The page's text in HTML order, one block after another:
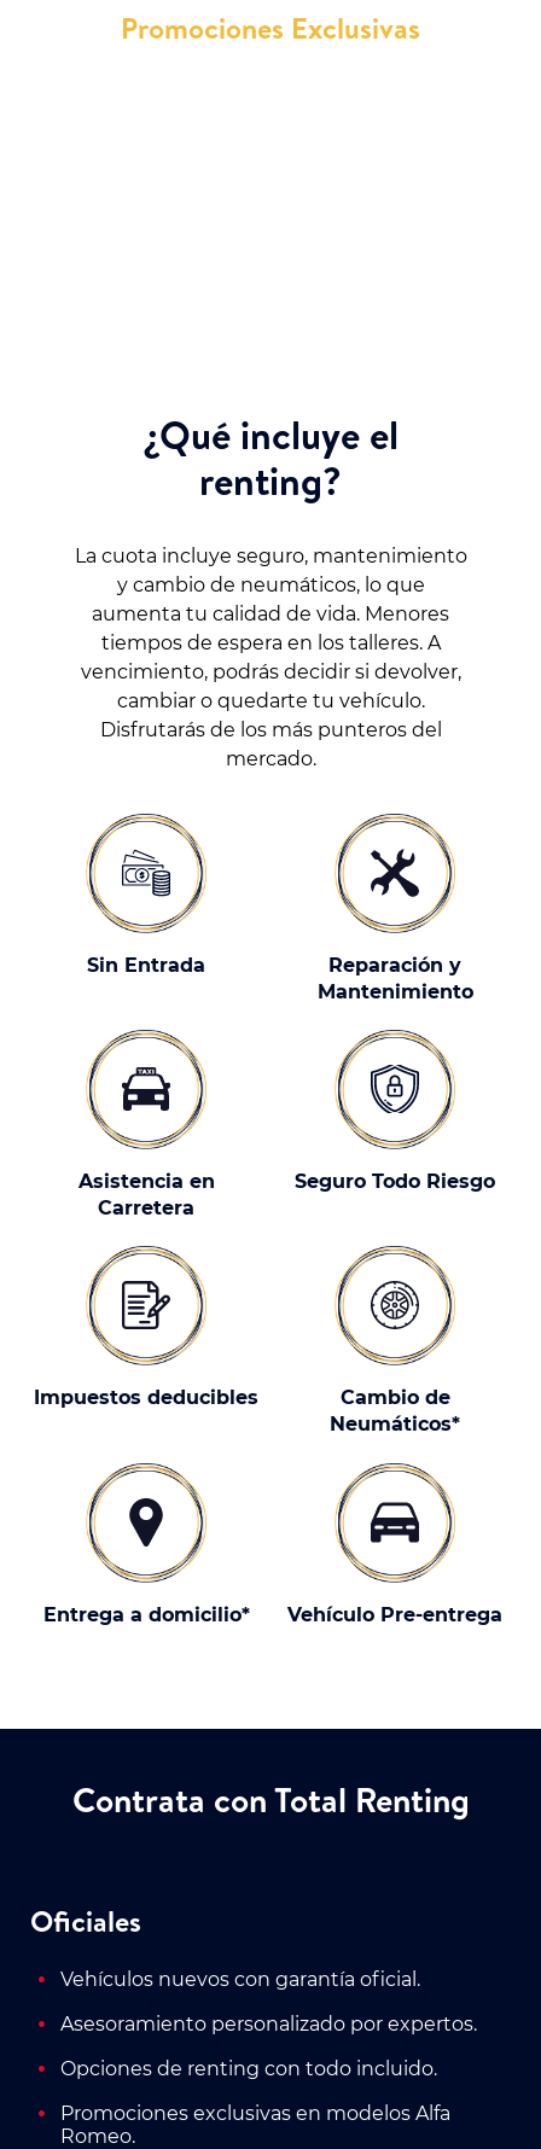
Promociones Exclusivas
¿Qué incluye el
renting?
La cuota incluye seguro, mantenimiento
y cambio de neumáticos, lo que
aumenta tu calidad de vida. Menores
tiempos de espera en los talleres. A
vencimiento, podrás decidir si devolver,
cambiar o quedarte tu vehículo.
Disfrutarás de los más punteros del
mercado.
Sin Entrada
Reparación y
Mantenimiento
Asistencia en
Carretera
Seguro Todo Riesgo
Impuestos deducibles
Cambio de
Neumáticos*
Entrega a domicilio* Vehículo Pre-entrega
Contrata con Total Renting
Oficiales
Vehículos nuevos con garantía oficial.
Asesoramiento personalizado por expertos.
Opciones de renting con todo incluido.
Promociones exclusivas en modelos Alfa
Romeo.